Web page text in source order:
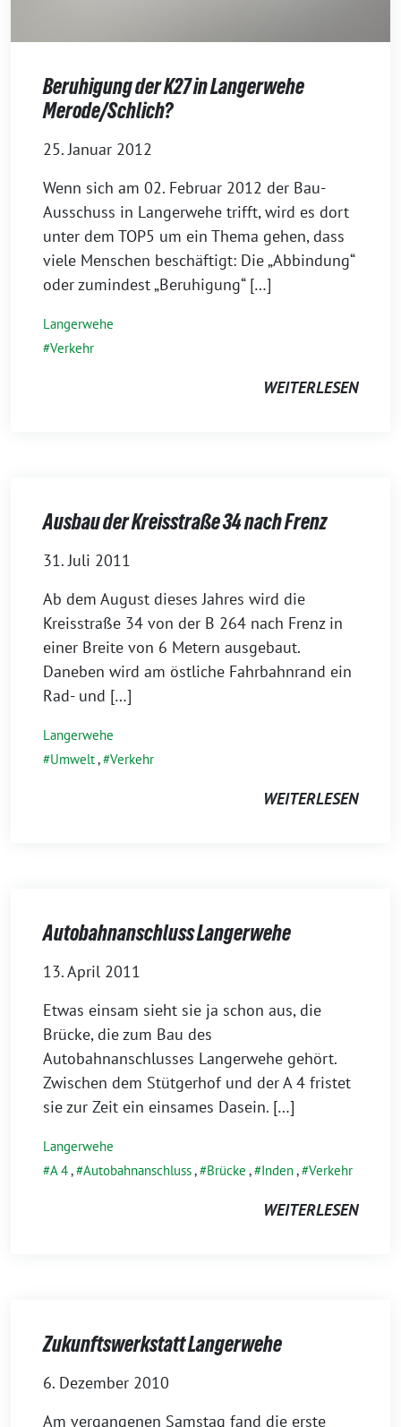
Beruhigung der K27 in Langerwehe
Merode/Schlich?
25. Januar 2012
Wenn sich am 02. Februar 2012 der Bau-
Ausschuss in Langerwehe trifft, wird es dort
unter dem TOP5 um ein Thema gehen, dass
viele Menschen beschäftigt: Die „Abbindung“
oder zumindest „Beruhigung“ […]
Langerwehe
Verkehr
WEITERLESEN
Ausbau der Kreisstraße 34 nach Frenz
31. Juli 2011
Ab dem August dieses Jahres wird die
Kreisstraße 34 von der B 264 nach Frenz in
einer Breite von 6 Metern ausgebaut.
Daneben wird am östliche Fahrbahnrand ein
Rad- und […]
Langerwehe
Umwelt, Verkehr
WEITERLESEN
Autobahnanschluss Langerwehe
13. April 2011
Etwas einsam sieht sie ja schon aus, die
Brücke, die zum Bau des
Autobahnanschlusses Langerwehe gehört.
Zwischen dem Stütgerhof und der A 4 fristet
sie zur Zeit ein einsames Dasein. […]
Langerwehe
A 4, Autobahnanschluss, Brücke , Inden, Verkehr
WEITERLESEN
Zukunftswerkstatt Langerwehe
6. Dezember 2010
Am vergangenen Samstag fand die erste